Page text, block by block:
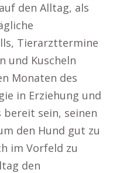
den Alltag, als
Tierarzttermine
und Kuscheln
Monaten des
in Erziehung und
bereit sein, seinen
den Hund gut zu
im Vorfeld zu
den